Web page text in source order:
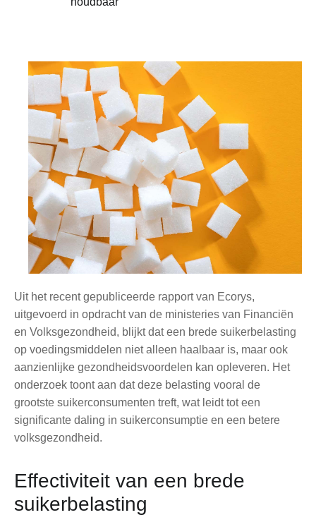
Uit het recent gepubliceerde rapport van Ecorys,
uitgevoerd in opdracht van de ministeries van Financiën
en Volksgezondheid, blijkt dat een brede suikerbelasting
op voedingsmiddelen niet alleen haalbaar is, maar ook
aanzienlijke gezondheidsvoordelen kan opleveren. Het
onderzoek toont aan dat deze belasting vooral de
grootste suikerconsumenten treft, wat leidt tot een
significante daling in suikerconsumptie en een betere
volksgezondheid.
Effectiviteit van een brede
suikerbelasting